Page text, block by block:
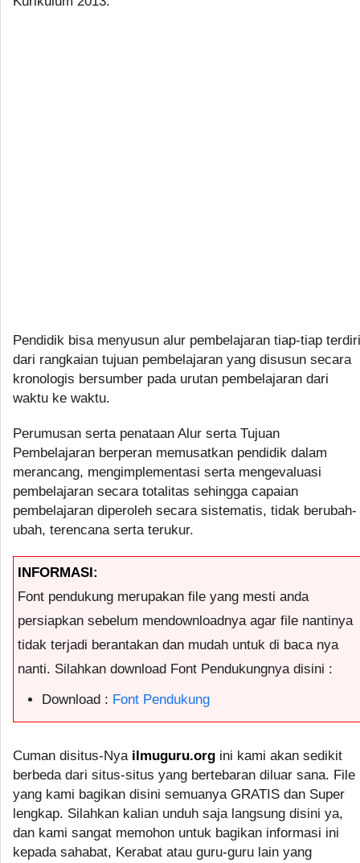
Pendidik bisa menyusun alur pembelajaran tiap-tiap terdiri
dari rangkaian tujuan pembelajaran yang disusun secara
kronologis bersumber pada urutan pembelajaran dari
waktu ke waktu.
Perumusan serta penataan Alur serta Tujuan
Pembelajaran berperan memusatkan pendidik dalam
merancang, mengimplementasi serta mengevaluasi
pembelajaran secara totalitas sehingga capaian
pembelajaran diperoleh secara sistematis, tidak berubah-
ubah, terencana serta terukur.
INFORMASI:
Font pendukung merupakan file yang mesti anda
persiapkan sebelum mendownloadnya agar file nantinya
tidak terjadi berantakan dan mudah untuk di baca nya
nanti. Silahkan download Font Pendukungnya disini :
Download : Font Pendukung
Cuman disitus-Nya ilmuguru.org ini kami akan sedikit
berbeda dari situs-situs yang bertebaran diluar sana. File
yang kami bagikan disini semuanya GRATIS dan Super
lengkap. Silahkan kalian unduh saja langsung disini ya,
dan kami sangat memohon untuk bagikan informasi ini
kepada sahabat, Kerabat atau guru-guru lain yang